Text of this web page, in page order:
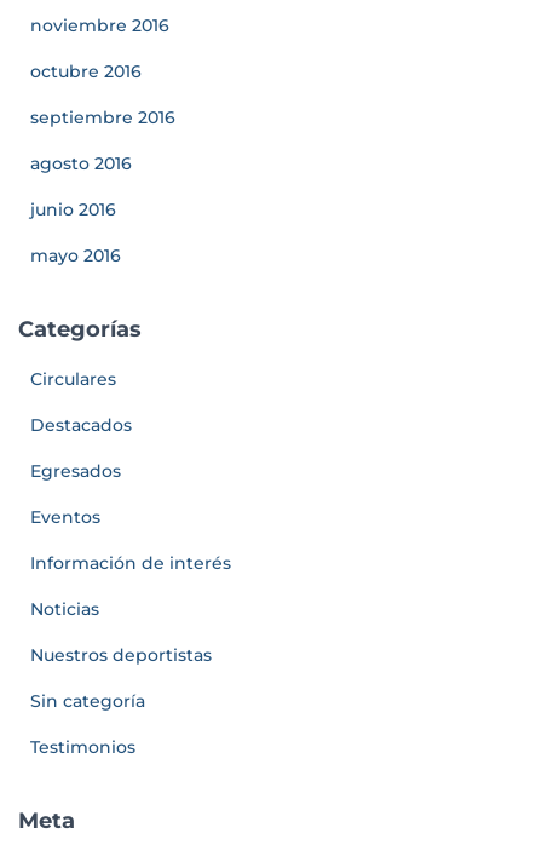
noviembre 2016
octubre 2016
septiembre 2016
agosto 2016
junio 2016
mayo 2016
Categorías
Circulares
Destacados
Egresados
Eventos
Información de interés
Noticias
Nuestros deportistas
Sin categoría
Testimonios
Meta